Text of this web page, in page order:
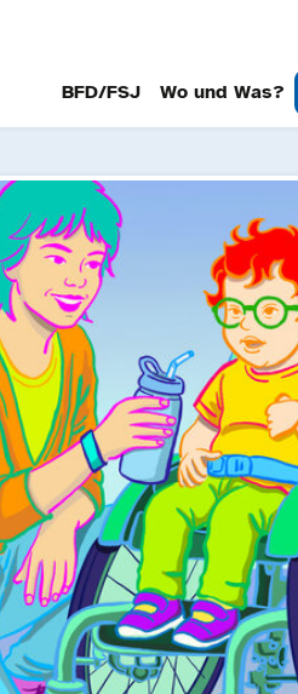
BFD/FSJ Wo und Was?